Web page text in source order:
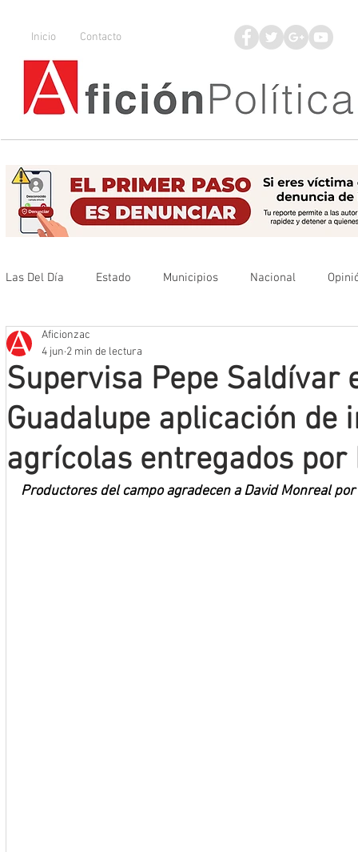
Inicio Contacto
Las Del Día Estado Municipios Nacional
Que no se olvide
Mineros LNBP
Supervisa Pepe Saldívar
Guadalupe aplicación de
agrícolas entregados por
Aficionzac
4 jun 2 min de lectura
Productores del campo agradecen a David Monreal